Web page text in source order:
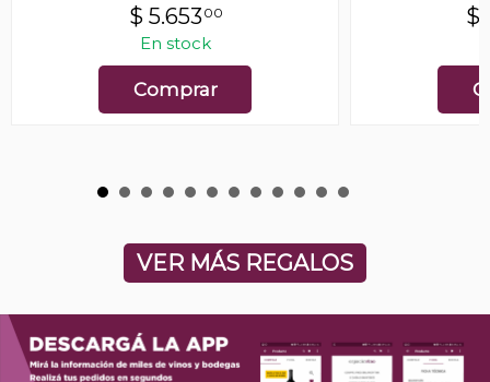
$ 5.653 00
En stock
Comprar
$
VER MÁS REGALOS